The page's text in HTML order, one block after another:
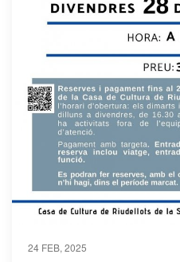
24 FEB, 2025